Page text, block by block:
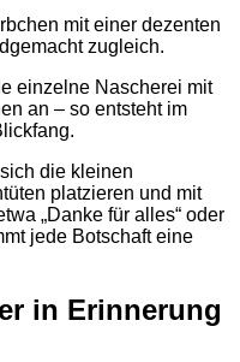
mit einer dezenten
zugleich.
einzelne Nascherei mit
an – so entsteht im
die kleinen
platzieren und mit
„Danke für alles“ oder
jede Botschaft eine
in Erinnerung